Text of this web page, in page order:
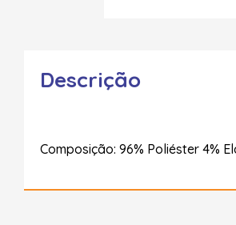
Descrição
Composição: 96% Poliéster 4%